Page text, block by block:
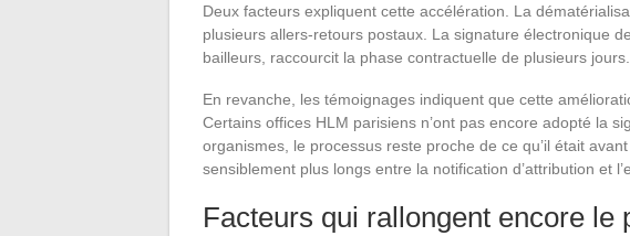
Deux facteurs expliquent cette accélération. La
plusieurs allers-retours postaux. La signature électronique
bailleurs, raccourcit la phase contractuelle de plusieurs jours.
En revanche, les témoignages indiquent que cette
Certains offices HLM parisiens n’ont pas encore adopté la
organismes, le processus reste proche de ce qu’il était
sensiblement plus longs entre la notification d’attribution et
Facteurs qui rallongent encore le